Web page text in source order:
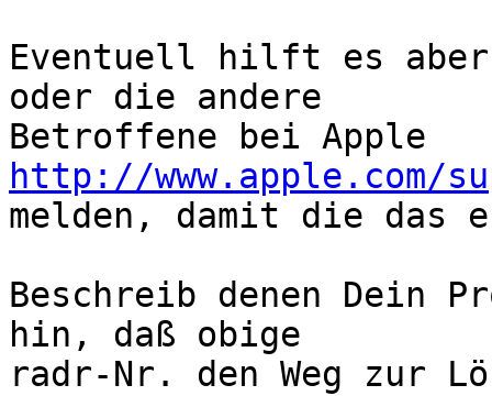
Eventuell hilft es aber
oder die andere
http://www.apple.com/
melden, damit die das
Beschreib denen Dein
hin, daß obige
radr-Nr. den Weg zur